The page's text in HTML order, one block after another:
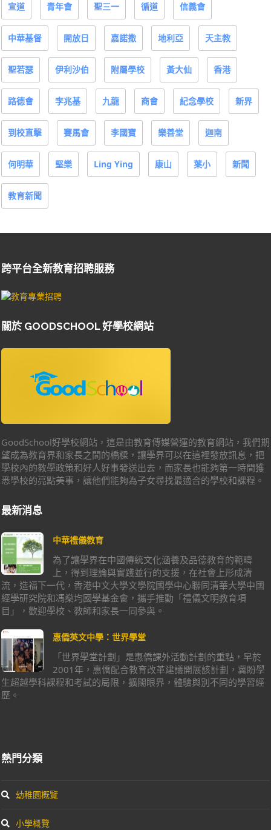
宣道 青年會 聖三一 循道 信義會
中華基督 開放日 嘉諾撒 地利亞 天主教
聖若瑟 伊利沙伯 附屬學校 黃大仙 香港
路德會 李兆基 九龍 商會 紀念學校 新界
到校直擊 賽馬會 李國寶 樂善堂 迦南
何明華 堅樂 Ling Ying 康山 葉小 新聞
教育新聞
跨平台全新教育招聘服務
關於 GOODSCHOOL 好學校網站
GoodSchool好學校網站，這是由教育傳媒營運的教育網站，我們期
望成為教育界和家長之間的橋樑，讓學界可以在這裡發放訊息，把
學校內的教學政策和好人好事發送出去，而家長也能夠第一時間獲
悉學校的亮點美事，讓他們能夠為子女尋找最適合的學校和課程。
最新消息
中華禮儀教育
為了讓學界在中國傳統文化涵養及品德教育的範疇
上，得到理論與實踐並行的支援，在社會上形成清
流，造福下一代，香港中文大學文學院國學中心聯同清華大學中國
經學研究院和馮燊均國學基金會，攜手推動「禮儀文明教育項
目」，歡迎學校、教師和家長一同參與。
惠僑英文中學：世界學堂
「世界學堂計劃」是惠僑課外活動計劃的重點，早於
2001年，惠僑配合教育改革建議開展該計劃，冀盼學
生超越學科課程和考試的局限，擴闊眼界，體驗與別不同的學習經
歷。
熱門分類
幼稚園概覽
小學概覽